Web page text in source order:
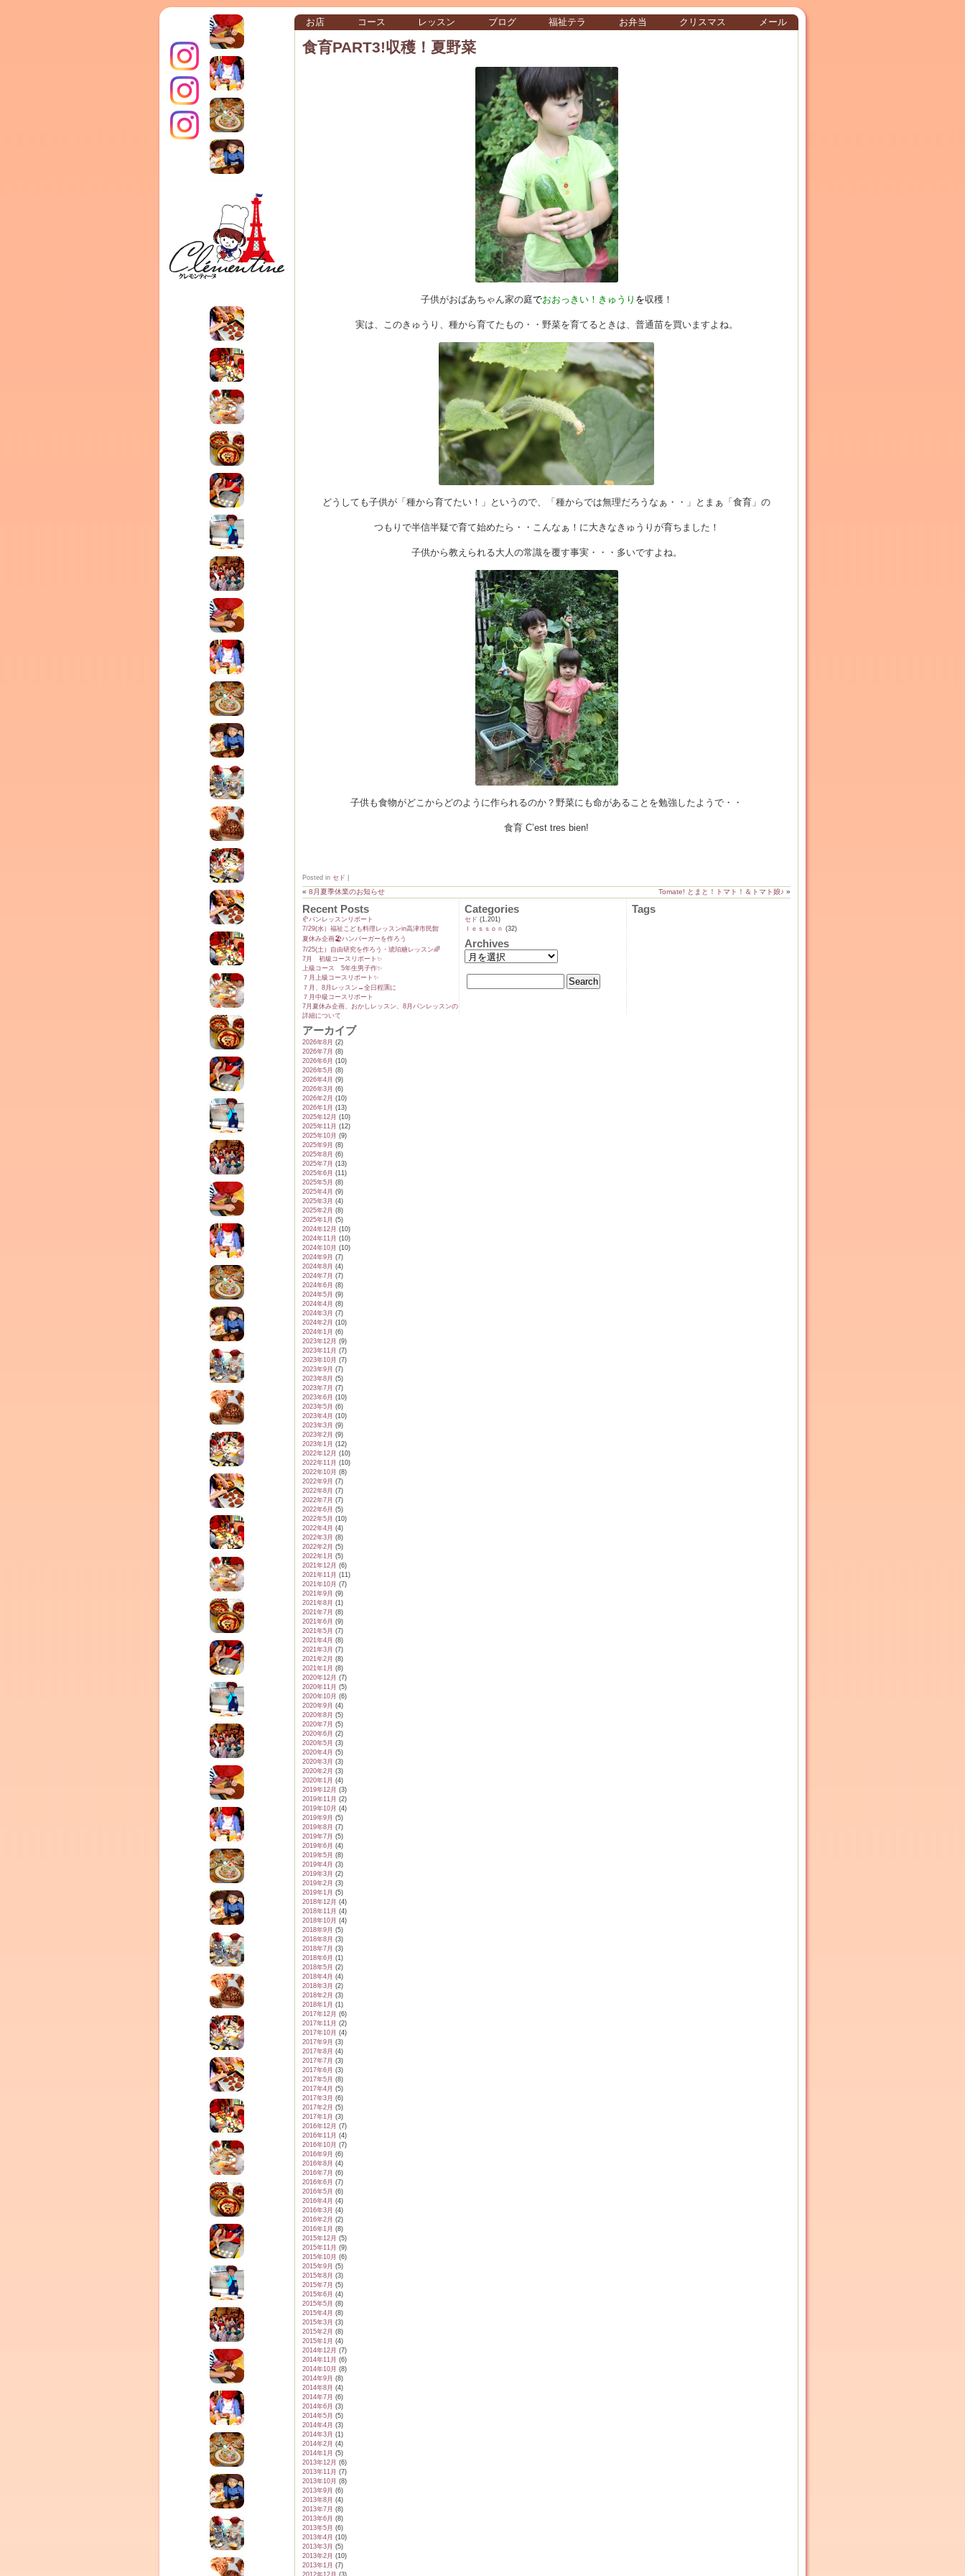
クレモンティーヌ – 新百合ヶ丘の料理教
室・テイクアウト Clémentine (produced
by CEDO)
お店 コース レッスン ブログ 福祉テラ お弁当 クリスマス メール
インス
タグラ
食育PART3!収穫！夏野菜
子供がおばあちゃん家の庭でおおっきい！きゅうり を収穫！
実は、このきゅうり、種から育てたもの・・野菜を育てるときは、普通苗を買いますよね。
どうしても子供が「種から育てたい！」というので、「種からでは無理だろうなぁ・・」とまぁ「食育」の
つもりで半信半疑で育て始めたら・・こんなぁ！に大きなきゅうりが育ちました！
子供から教えられる大人の常識を覆す事実・・・多いですよね。
子供も食物がどこからどのように作られるのか？野菜にも命があることを勉強したようで・・
食育 C’est tres bien!
Posted in セド
« 8月夏季休業のお知らせ Tomate! とまと！トマト！＆トマト娘♪ »
Recent Posts
🥐パンレッスンリポート
7/29(水）福祉こども料理レッスンin高津市民館
夏休み企画🏖️ハンバーガーを作ろう
7/25(土）自由研究を作ろう・琥珀糖レッスン🌈
7月 初級コースリポート✨️
上級コース 5年生男子作✨️
７月上級コースリポート✨️
７月、8月レッスン→全日程🈵に
７月中級コースリポート
7月夏休み企画、おかしレッスン、8月パンレッスンの
詳細について
アーカイブ
2026年8月 (2)
2026年7月 (8)
2026年6月 (10)
2026年5月 (8)
2026年4月 (9)
2026年3月 (6)
2026年2月 (10)
2026年1月 (13)
2025年12月 (10)
2025年11月 (12)
2025年10月 (9)
2025年9月 (8)
2025年8月 (6)
2025年7月 (13)
2025年6月 (11)
2025年5月 (8)
2025年4月 (9)
2025年3月 (4)
2025年2月 (8)
2025年1月 (5)
2024年12月 (10)
2024年11月 (10)
2024年10月 (10)
2024年9月 (7)
2024年8月 (4)
2024年7月 (7)
2024年6月 (8)
2024年5月 (9)
2024年4月 (8)
2024年3月 (7)
2024年2月 (10)
2024年1月 (6)
2023年12月 (9)
2023年11月 (7)
2023年10月 (7)
2023年9月 (7)
2023年8月 (5)
2023年7月 (7)
2023年6月 (10)
2023年5月 (6)
2023年4月 (10)
2023年3月 (9)
2023年2月 (9)
2023年1月 (12)
2022年12月 (10)
2022年11月 (10)
2022年10月 (8)
2022年9月 (7)
2022年8月 (7)
2022年7月 (7)
2022年6月 (5)
2022年5月 (10)
2022年4月 (4)
2022年3月 (8)
2022年2月 (5)
2022年1月 (5)
2021年12月 (6)
2021年11月 (11)
2021年10月 (7)
2021年9月 (9)
2021年8月 (1)
2021年7月 (8)
2021年6月 (9)
2021年5月 (7)
2021年4月 (8)
2021年3月 (7)
2021年2月 (8)
2021年1月 (8)
2020年12月 (7)
2020年11月 (5)
2020年10月 (6)
2020年9月 (4)
2020年8月 (5)
2020年7月 (5)
2020年6月 (2)
2020年5月 (3)
2020年4月 (5)
2020年3月 (3)
2020年2月 (3)
2020年1月 (4)
2019年12月 (3)
2019年11月 (2)
2019年10月 (4)
2019年9月 (5)
2019年8月 (7)
2019年7月 (5)
2019年6月 (4)
2019年5月 (8)
2019年4月 (3)
2019年3月 (2)
2019年2月 (3)
2019年1月 (5)
2018年12月 (4)
2018年11月 (4)
2018年10月 (4)
2018年9月 (5)
2018年8月 (3)
2018年7月 (3)
2018年6月 (1)
2018年5月 (2)
2018年4月 (4)
2018年3月 (2)
2018年2月 (3)
2018年1月 (1)
2017年12月 (6)
2017年11月 (2)
2017年10月 (4)
2017年9月 (3)
2017年8月 (4)
2017年7月 (3)
2017年6月 (3)
2017年5月 (8)
2017年4月 (5)
2017年3月 (6)
2017年2月 (5)
2017年1月 (3)
2016年12月 (7)
2016年11月 (4)
2016年10月 (7)
2016年9月 (6)
2016年8月 (4)
2016年7月 (6)
2016年6月 (7)
2016年5月 (6)
2016年4月 (4)
2016年3月 (4)
2016年2月 (2)
2016年1月 (8)
2015年12月 (5)
2015年11月 (9)
2015年10月 (6)
2015年9月 (5)
2015年8月 (3)
2015年7月 (5)
2015年6月 (4)
2015年5月 (8)
2015年4月 (8)
2015年3月 (3)
2015年2月 (8)
2015年1月 (4)
2014年12月 (7)
2014年11月 (6)
2014年10月 (8)
2014年9月 (8)
2014年8月 (4)
2014年7月 (6)
2014年6月 (3)
2014年5月 (5)
2014年4月 (3)
2014年3月 (1)
2014年2月 (4)
2014年1月 (5)
2013年12月 (6)
2013年11月 (7)
2013年10月 (8)
2013年9月 (6)
2013年8月 (4)
2013年7月 (8)
2013年6月 (8)
2013年5月 (6)
2013年4月 (10)
2013年3月 (5)
2013年2月 (10)
2013年1月 (7)
2012年12月 (3)
Categories
セド (1,201)
ｌｅｓｓｏｎ (32)
Archives
Tags